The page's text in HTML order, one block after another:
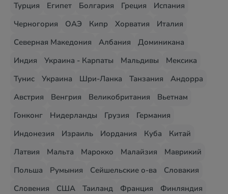
Турция Египет Болгария Греция
Испания
Черногория
ОАЭ Кипр Хорватия
Италия
Северная Македония
Албания
Доминикана
Индия
Украина - Карпаты Мальдивы
Мексика
Тунис
Украина Шри-Ланка Танзания
Андорра
Австрия
Венгрия Великобритания
Вьетнам
Гонконг
Нидерланды Грузия
Германия
Индонезия
Израиль Иордания Куба
Китай
Латвия
Мальта Марокко Малайзия
Маврикий
Польша
Румыния Сейшельские о-ва
Словакия
Словения
США Таиланд Франция
Финляндия